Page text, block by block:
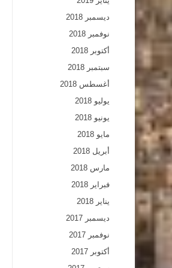
ديسمبر 2018
نوفمبر 2018
أكتوبر 2018
سبتمبر 2018
أغسطس 2018
يوليو 2018
يونيو 2018
مايو 2018
أبريل 2018
مارس 2018
فبراير 2018
يناير 2018
ديسمبر 2017
نوفمبر 2017
أكتوبر 2017